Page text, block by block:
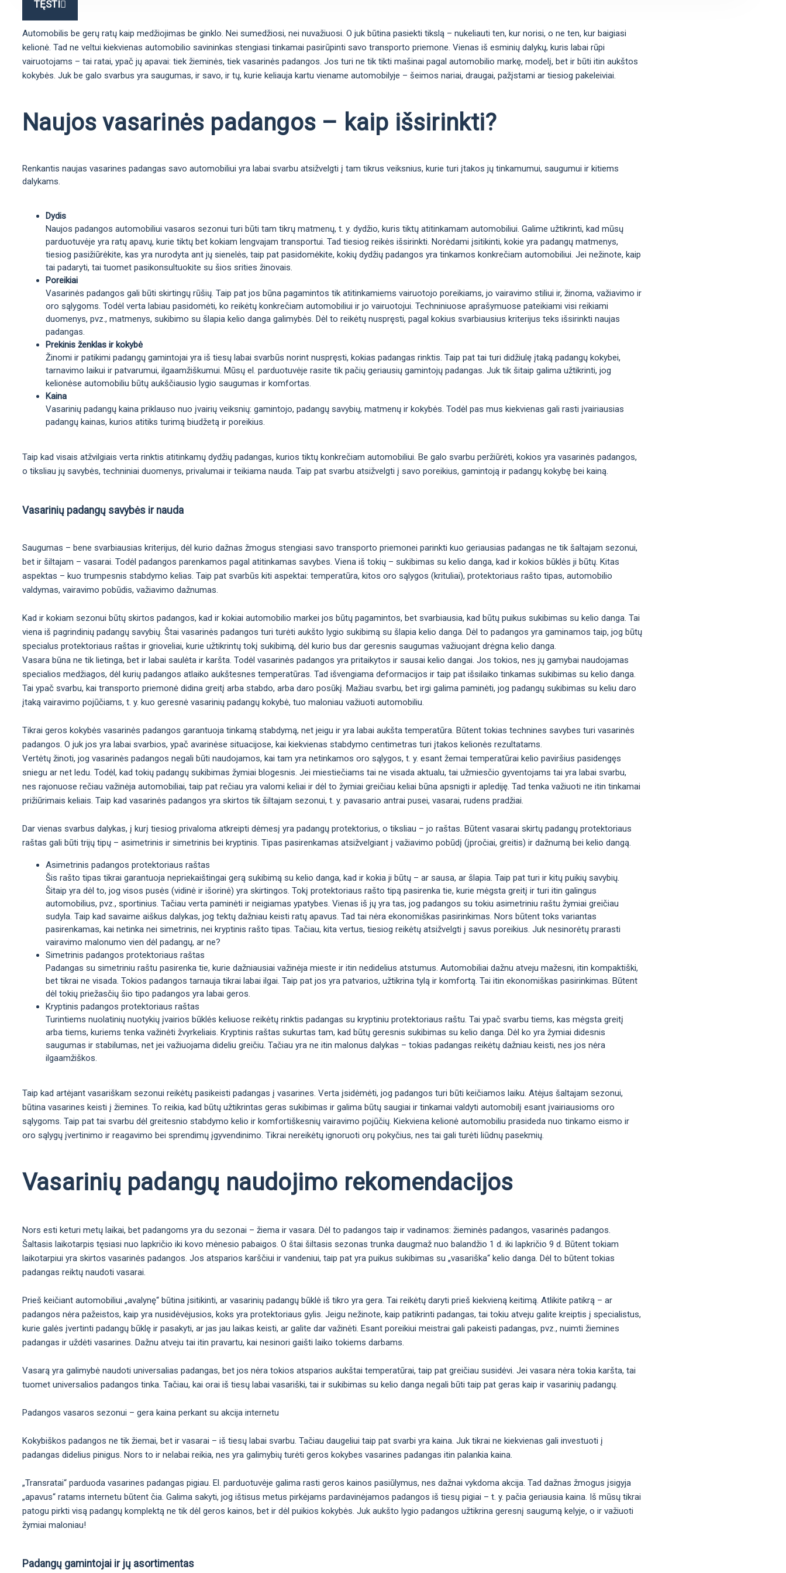
TĘSTI
Automobilis be gerų ratų kaip medžiojimas be ginklo. Nei sumedžiosi, nei nuvažiuosi. O juk būtina pasiekti tikslą – nukeliauti ten, kur norisi, o ne ten, kur baigiasi
kelionė. Tad ne veltui kiekvienas automobilio savininkas stengiasi tinkamai pasirūpinti savo transporto priemone. Vienas iš esminių dalykų, kuris labai rūpi
vairuotojams – tai ratai, ypač jų apavai: tiek žieminės, tiek vasarinės padangos. Jos turi ne tik tikti mašinai pagal automobilio markę, modelį, bet ir būti itin aukštos
kokybės. Juk be galo svarbus yra saugumas, ir savo, ir tų, kurie keliauja kartu viename automobilyje – šeimos nariai, draugai, pažįstami ar tiesiog pakeleiviai.
Naujos vasarinės padangos – kaip išsirinkti?
Renkantis naujas vasarines padangas savo automobiliui yra labai svarbu atsižvelgti į tam tikrus veiksnius, kurie turi įtakos jų tinkamumui, saugumui ir kitiems
dalykams.
Dydis
Naujos padangos automobiliui vasaros sezonui turi būti tam tikrų matmenų, t. y. dydžio, kuris tiktų atitinkamam automobiliui. Galime užtikrinti, kad mūsų
parduotuvėje yra ratų apavų, kurie tiktų bet kokiam lengvajam transportui. Tad tiesiog reikės išsirinkti. Norėdami įsitikinti, kokie yra padangų matmenys,
tiesiog pasižiūrėkite, kas yra nurodyta ant jų sienelės, taip pat pasidomėkite, kokių dydžių padangos yra tinkamos konkrečiam automobiliui. Jei nežinote, kaip
tai padaryti, tai tuomet pasikonsultuokite su šios srities žinovais.
Poreikiai
Vasarinės padangos gali būti skirtingų rūšių. Taip pat jos būna pagamintos tik atitinkamiems vairuotojo poreikiams, jo vairavimo stiliui ir, žinoma, važiavimo ir
oro sąlygoms. Todėl verta labiau pasidomėti, ko reikėtų konkrečiam automobiliui ir jo vairuotojui. Techniniuose aprašymuose pateikiami visi reikiami
duomenys, pvz., matmenys, sukibimo su šlapia kelio danga galimybės. Dėl to reikėtų nuspręsti, pagal kokius svarbiausius kriterijus teks išsirinkti naujas
padangas.
Prekinis ženklas ir kokybė
Žinomi ir patikimi padangų gamintojai yra iš tiesų labai svarbūs norint nuspręsti, kokias padangas rinktis. Taip pat tai turi didžiulę įtaką padangų kokybei,
tarnavimo laikui ir patvarumui, ilgaamžiškumui. Mūsų el. parduotuvėje rasite tik pačių geriausių gamintojų padangas. Juk tik šitaip galima užtikrinti, jog
kelionėse automobiliu būtų aukščiausio lygio saugumas ir komfortas.
Kaina
Vasarinių padangų kaina priklauso nuo įvairių veiksnių: gamintojo, padangų savybių, matmenų ir kokybės. Todėl pas mus kiekvienas gali rasti įvairiausias
padangų kainas, kurios atitiks turimą biudžetą ir poreikius.
Taip kad visais atžvilgiais verta rinktis atitinkamų dydžių padangas, kurios tiktų konkrečiam automobiliui. Be galo svarbu peržiūrėti, kokios yra vasarinės padangos,
o tiksliau jų savybės, techniniai duomenys, privalumai ir teikiama nauda. Taip pat svarbu atsižvelgti į savo poreikius, gamintoją ir padangų kokybę bei kainą.
Vasarinių padangų savybės ir nauda
Saugumas – bene svarbiausias kriterijus, dėl kurio dažnas žmogus stengiasi savo transporto priemonei parinkti kuo geriausias padangas ne tik šaltajam sezonui,
bet ir šiltajam – vasarai. Todėl padangos parenkamos pagal atitinkamas savybes. Viena iš tokių – sukibimas su kelio danga, kad ir kokios būklės ji būtų. Kitas
aspektas – kuo trumpesnis stabdymo kelias. Taip pat svarbūs kiti aspektai: temperatūra, kitos oro sąlygos (krituliai), protektoriaus rašto tipas, automobilio
valdymas, vairavimo pobūdis, važiavimo dažnumas.
Kad ir kokiam sezonui būtų skirtos padangos, kad ir kokiai automobilio markei jos būtų pagamintos, bet svarbiausia, kad būtų puikus sukibimas su kelio danga. Tai
viena iš pagrindinių padangų savybių. Štai vasarinės padangos turi turėti aukšto lygio sukibimą su šlapia kelio danga. Dėl to padangos yra gaminamos taip, jog būtų
specialus protektoriaus raštas ir grioveliai, kurie užtikrintų tokį sukibimą, dėl kurio bus dar geresnis saugumas važiuojant drėgna kelio danga.
Vasara būna ne tik lietinga, bet ir labai saulėta ir karšta. Todėl vasarinės padangos yra pritaikytos ir sausai kelio dangai. Jos tokios, nes jų gamybai naudojamas
specialios medžiagos, dėl kurių padangos atlaiko aukštesnes temperatūras. Tad išvengiama deformacijos ir taip pat išsilaiko tinkamas sukibimas su kelio danga.
Tai ypač svarbu, kai transporto priemonė didina greitį arba stabdo, arba daro posūkį. Mažiau svarbu, bet irgi galima paminėti, jog padangų sukibimas su keliu daro
įtaką vairavimo pojūčiams, t. y. kuo geresnė vasarinių padangų kokybė, tuo maloniau važiuoti automobiliu.
Tikrai geros kokybės vasarinės padangos garantuoja tinkamą stabdymą, net jeigu ir yra labai aukšta temperatūra. Būtent tokias technines savybes turi vasarinės
padangos. O juk jos yra labai svarbios, ypač avarinėse situacijose, kai kiekvienas stabdymo centimetras turi įtakos kelionės rezultatams.
Vertėtų žinoti, jog vasarinės padangos negali būti naudojamos, kai tam yra netinkamos oro sąlygos, t. y. esant žemai temperatūrai kelio paviršius pasidengęs
sniegu ar net ledu. Todėl, kad tokių padangų sukibimas žymiai blogesnis. Jei miestiečiams tai ne visada aktualu, tai užmiesčio gyventojams tai yra labai svarbu,
nes rajonuose rečiau važinėja automobiliai, taip pat rečiau yra valomi keliai ir dėl to žymiai greičiau keliai būna apsnigti ir aplediję. Tad tenka važiuoti ne itin tinkamai
prižiūrimais keliais. Taip kad vasarinės padangos yra skirtos tik šiltajam sezonui, t. y. pavasario antrai pusei, vasarai, rudens pradžiai.
Dar vienas svarbus dalykas, į kurį tiesiog privaloma atkreipti dėmesį yra padangų protektorius, o tiksliau – jo raštas. Būtent vasarai skirtų padangų protektoriaus
raštas gali būti trijų tipų – asimetrinis ir simetrinis bei kryptinis. Tipas pasirenkamas atsižvelgiant į važiavimo pobūdį (įpročiai, greitis) ir dažnumą bei kelio dangą.
Asimetrinis padangos protektoriaus raštas
Šis rašto tipas tikrai garantuoja nepriekaištingai gerą sukibimą su kelio danga, kad ir kokia ji būtų – ar sausa, ar šlapia. Taip pat turi ir kitų puikių savybių.
Šitaip yra dėl to, jog visos pusės (vidinė ir išorinė) yra skirtingos. Tokį protektoriaus rašto tipą pasirenka tie, kurie mėgsta greitį ir turi itin galingus
automobilius, pvz., sportinius. Tačiau verta paminėti ir neigiamas ypatybes. Vienas iš jų yra tas, jog padangos su tokiu asimetriniu raštu žymiai greičiau
sudyla. Taip kad savaime aiškus dalykas, jog tektų dažniau keisti ratų apavus. Tad tai nėra ekonomiškas pasirinkimas. Nors būtent toks variantas
pasirenkamas, kai netinka nei simetrinis, nei kryptinis rašto tipas. Tačiau, kita vertus, tiesiog reikėtų atsižvelgti į savus poreikius. Juk nesinorėtų prarasti
vairavimo malonumo vien dėl padangų, ar ne?
Simetrinis padangos protektoriaus raštas
Padangas su simetriniu raštu pasirenka tie, kurie dažniausiai važinėja mieste ir itin nedidelius atstumus. Automobiliai dažnu atveju mažesni, itin kompaktiški,
bet tikrai ne visada. Tokios padangos tarnauja tikrai labai ilgai. Taip pat jos yra patvarios, užtikrina tylą ir komfortą. Tai itin ekonomiškas pasirinkimas. Būtent
dėl tokių priežasčių šio tipo padangos yra labai geros.
Kryptinis padangos protektoriaus raštas
Turintiems nuolatinių nuotykių įvairios būklės keliuose reikėtų rinktis padangas su kryptiniu protektoriaus raštu. Tai ypač svarbu tiems, kas mėgsta greitį
arba tiems, kuriems tenka važinėti žvyrkeliais. Kryptinis raštas sukurtas tam, kad būtų geresnis sukibimas su kelio danga. Dėl ko yra žymiai didesnis
saugumas ir stabilumas, net jei važiuojama dideliu greičiu. Tačiau yra ne itin malonus dalykas – tokias padangas reikėtų dažniau keisti, nes jos nėra
ilgaamžiškos.
Taip kad artėjant vasariškam sezonui reikėtų pasikeisti padangas į vasarines. Verta įsidėmėti, jog padangos turi būti keičiamos laiku. Atėjus šaltajam sezonui,
būtina vasarines keisti į žiemines. To reikia, kad būtų užtikrintas geras sukibimas ir galima būtų saugiai ir tinkamai valdyti automobilį esant įvairiausioms oro
sąlygoms. Taip pat tai svarbu dėl greitesnio stabdymo kelio ir komfortiškesnių vairavimo pojūčių. Kiekviena kelionė automobiliu prasideda nuo tinkamo eismo ir
oro sąlygų įvertinimo ir reagavimo bei sprendimų įgyvendinimo. Tikrai nereikėtų ignoruoti orų pokyčius, nes tai gali turėti liūdnų pasekmių.
Vasarinių padangų naudojimo rekomendacijos
Nors esti keturi metų laikai, bet padangoms yra du sezonai – žiema ir vasara. Dėl to padangos taip ir vadinamos: žieminės padangos, vasarinės padangos.
Šaltasis laikotarpis tęsiasi nuo lapkričio iki kovo mėnesio pabaigos. O štai šiltasis sezonas trunka daugmaž nuo balandžio 1 d. iki lapkričio 9 d. Būtent tokiam
laikotarpiui yra skirtos vasarinės padangos. Jos atsparios karščiui ir vandeniui, taip pat yra puikus sukibimas su „vasariška“ kelio danga. Dėl to būtent tokias
padangas reiktų naudoti vasarai.
Prieš keičiant automobiliui „avalynę“ būtina įsitikinti, ar vasarinių padangų būklė iš tikro yra gera. Tai reikėtų daryti prieš kiekvieną keitimą. Atlikite patikrą – ar
padangos nėra pažeistos, kaip yra nusidėvėjusios, koks yra protektoriaus gylis. Jeigu nežinote, kaip patikrinti padangas, tai tokiu atveju galite kreiptis į specialistus,
kurie galės įvertinti padangų būklę ir pasakyti, ar jas jau laikas keisti, ar galite dar važinėti. Esant poreikiui meistrai gali pakeisti padangas, pvz., nuimti žiemines
padangas ir uždėti vasarines. Dažnu atveju tai itin pravartu, kai nesinori gaišti laiko tokiems darbams.
Vasarą yra galimybė naudoti universalias padangas, bet jos nėra tokios atsparios aukštai temperatūrai, taip pat greičiau susidėvi. Jei vasara nėra tokia karšta, tai
tuomet universalios padangos tinka. Tačiau, kai orai iš tiesų labai vasariški, tai ir sukibimas su kelio danga negali būti taip pat geras kaip ir vasarinių padangų.
Padangos vasaros sezonui – gera kaina perkant su akcija internetu
Kokybiškos padangos ne tik žiemai, bet ir vasarai – iš tiesų labai svarbu. Tačiau daugeliui taip pat svarbi yra kaina. Juk tikrai ne kiekvienas gali investuoti į
padangas didelius pinigus. Nors to ir nelabai reikia, nes yra galimybių turėti geros kokybes vasarines padangas itin palankia kaina.
„Transratai“ parduoda vasarines padangas pigiau. El. parduotuvėje galima rasti geros kainos pasiūlymus, nes dažnai vykdoma akcija. Tad dažnas žmogus įsigyja
„apavus“ ratams internetu būtent čia. Galima sakyti, jog ištisus metus pirkėjams pardavinėjamos padangos iš tiesų pigiai – t. y. pačia geriausia kaina. Iš mūsų tikrai
patogu pirkti visą padangų komplektą ne tik dėl geros kainos, bet ir dėl puikios kokybės. Juk aukšto lygio padangos užtikrina geresnį saugumą kelyje, o ir važiuoti
žymiai maloniau!
Padangų gamintojai ir jų asortimentas